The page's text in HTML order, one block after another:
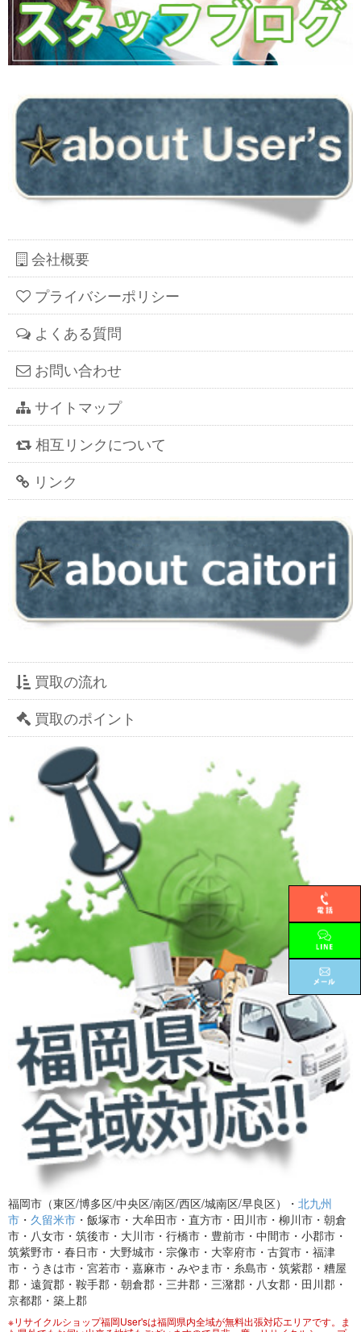
会社概要
プライバシーポリシー
よくある質問
お問い合わせ
サイトマップ
相互リンクについて
リンク
買取の流れ
買取のポイント
福岡市（東区/博多区/中央区/南区/西区/城南区/早良区）・ 北九州
市 ・ 久留米市 ・飯塚市・大牟田市・直方市・田川市・柳川市・朝倉
市・八女市・筑後市・大川市・行橋市・豊前市・中間市・小郡市・
筑紫野市・春日市・大野城市・宗像市・大宰府市・古賀市・福津
市・うきは市・宮若市・嘉麻市・みやま市・糸島市・筑紫郡・糟屋
郡・遠賀郡・鞍手郡・朝倉郡・三井郡・三潴郡・八女郡・田川郡・
京都郡・築上郡
※リサイクルショップ福岡User'sは福岡県内全域が無料出張対応エリアです。ま